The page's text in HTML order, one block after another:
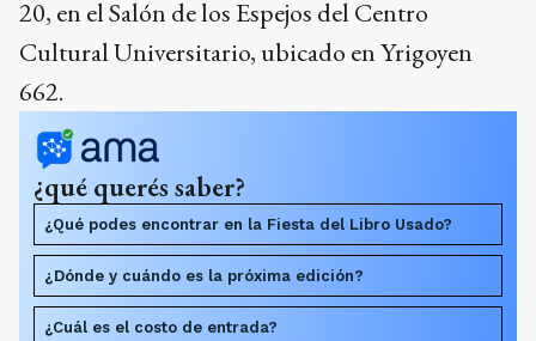
20, en el Salón de los Espejos del Centro
Cultural Universitario, ubicado en Yrigoyen
662.
¿qué querés saber?
¿Qué podes encontrar en la Fiesta del Libro Usado?
¿Dónde y cuándo es la próxima edición?
¿Cuál es el costo de entrada?